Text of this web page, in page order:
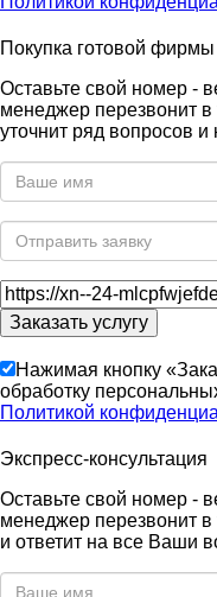
Покупка готовой фирмы
Оставьте свой номер -
менеджер перезвонит
уточнит ряд вопросов
Нажимая кнопку
обработку
Политикой
Экспресс-консультация
Оставьте свой номер -
менеджер перезвонит
и ответит на все Ваши